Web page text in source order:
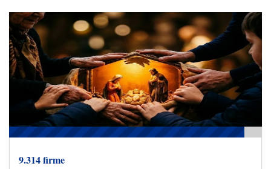
9.314 firme